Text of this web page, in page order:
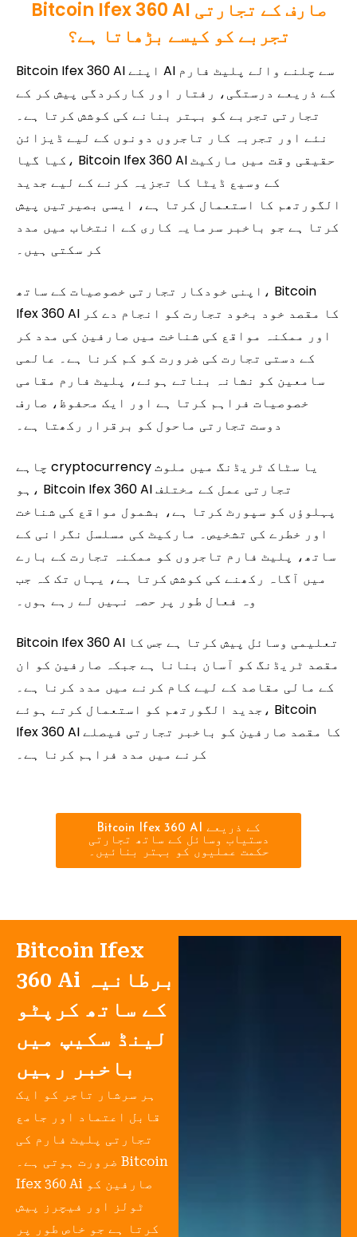
Bitcoin Ifex 360 AI صارف کے تجارتی
تجربے کو کیسے بڑھاتا ہے؟
Bitcoin Ifex 360 AI اپنے AI سے چلنے والے پلیٹ فارم
کے ذریعے درستگی، رفتار اور کارکردگی پیش کر کے
تجارتی تجربے کو بہتر بنانے کی کوشش کرتا ہے۔
نئے اور تجربہ کار تاجروں دونوں کے لیے ڈیزائن
کیا گیا، Bitcoin Ifex 360 AI حقیقی وقت میں مارکیٹ
کے وسیع ڈیٹا کا تجزیہ کرنے کے لیے جدید
الگورتھم کا استعمال کرتا ہے، ایسی بصیرتیں پیش
کرتا ہے جو باخبر سرمایہ کاری کے انتخاب میں مدد
کر سکتی ہیں۔
اپنی خودکار تجارتی خصوصیات کے ساتھ، Bitcoin
Ifex 360 AI کا مقصد خود بخود تجارت کو انجام دے کر
اور ممکنہ مواقع کی شناخت میں صارفین کی مدد کر
کے دستی تجارت کی ضرورت کو کم کرنا ہے۔ عالمی
سامعین کو نشانہ بناتے ہوئے، پلیٹ فارم مقامی
خصوصیات فراہم کرتا ہے اور ایک محفوظ، صارف
دوست تجارتی ماحول کو برقرار رکھتا ہے۔
چاہے cryptocurrency یا سٹاک ٹریڈنگ میں ملوث
ہو، Bitcoin Ifex 360 AI تجارتی عمل کے مختلف
پہلوؤں کو سپورٹ کرتا ہے، بشمول مواقع کی شناخت
اور خطرے کی تشخیص۔ مارکیٹ کی مسلسل نگرانی کے
ساتھ، پلیٹ فارم تاجروں کو ممکنہ تجارت کے بارے
میں آگاہ رکھنے کی کوشش کرتا ہے، یہاں تک کہ جب
وہ فعال طور پر حصہ نہیں لے رہے ہوں۔
Bitcoin Ifex 360 AI تعلیمی وسائل پیش کرتا ہے جس کا
مقصد ٹریڈنگ کو آسان بنانا ہے جبکہ صارفین کو ان
کے مالی مقاصد کے لیے کام کرنے میں مدد کرنا ہے۔
جدید الگورتھم کو استعمال کرتے ہوئے، Bitcoin
Ifex 360 AI کا مقصد صارفین کو باخبر تجارتی فیصلے
کرنے میں مدد فراہم کرنا ہے۔
Bitcoin Ifex 360 AI کے ذریعے
دستیاب وسائل کے ساتھ تجارتی
حکمت عملیوں کو بہتر بنائیں۔
Bitcoin Ifex
360 Ai برطانیہ
کے ساتھ کرپٹو
لینڈ سکیپ میں
باخبر رہیں
ہر سرشار تاجر کو ایک
قابل اعتماد اور جامع
تجارتی پلیٹ فارم کی
ضرورت ہوتی ہے۔ Bitcoin
Ifex 360 Ai صارفین کو
ٹولز اور فیچرز پیش
کرتا ہے جو خاص طور پر